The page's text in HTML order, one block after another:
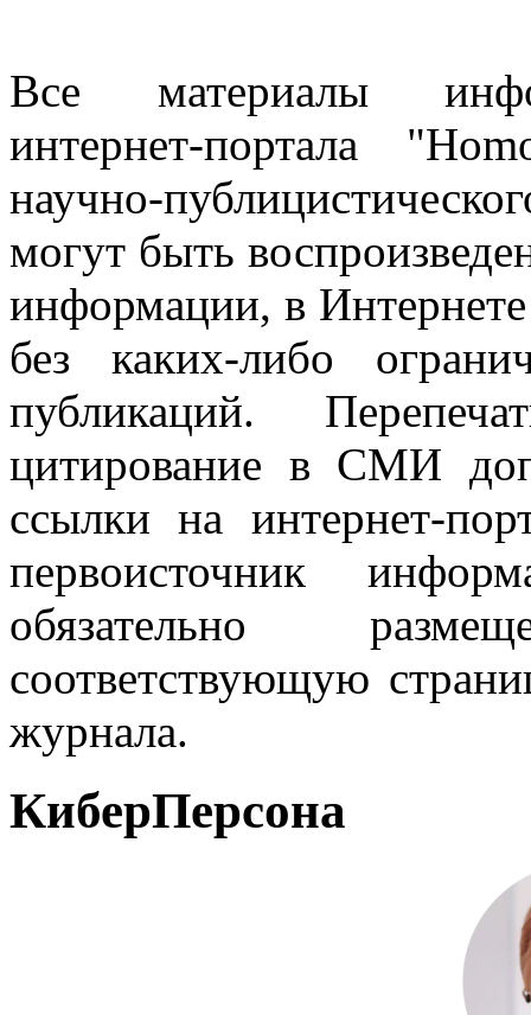
Все материалы
интернет-портала
научно-
могут быть
информации, в
без каких-либо
публикаций.
цитирование в СМИ
ссылки на интернет-
первоисточник
обязательно
соответствующую
журнала.
КиберПерсона